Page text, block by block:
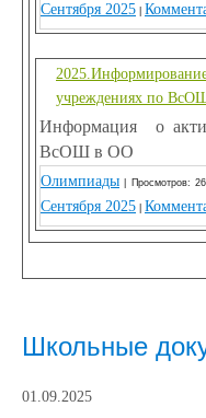
Сентября 2025
учреждениях по
Информация о
ВсОШ в ОО
Олимпиады | Просмотров:
Сентября 2025
Школьные
01.09.2025